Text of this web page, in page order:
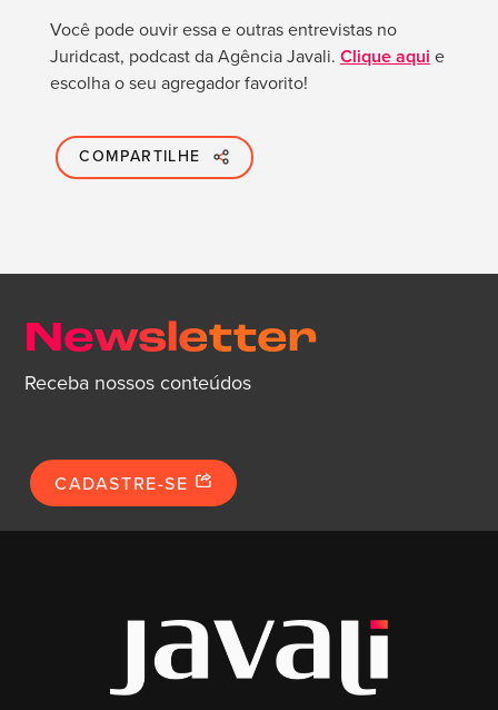
Você pode ouvir essa e outras entrevistas no
Juridcast, podcast da Agência Javali. Clique aqui e
escolha o seu agregador favorito!
COMPARTILHE
Newsletter
Receba nossos conteúdos
CADASTRE-SE